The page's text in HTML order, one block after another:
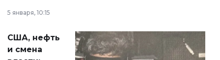
сразу несколько
актуальных тем —
от слухов о
политических
5 января, 10:15
США, нефть
и смена